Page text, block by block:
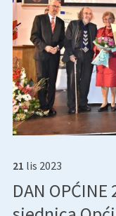
21 lis 2023
DAN